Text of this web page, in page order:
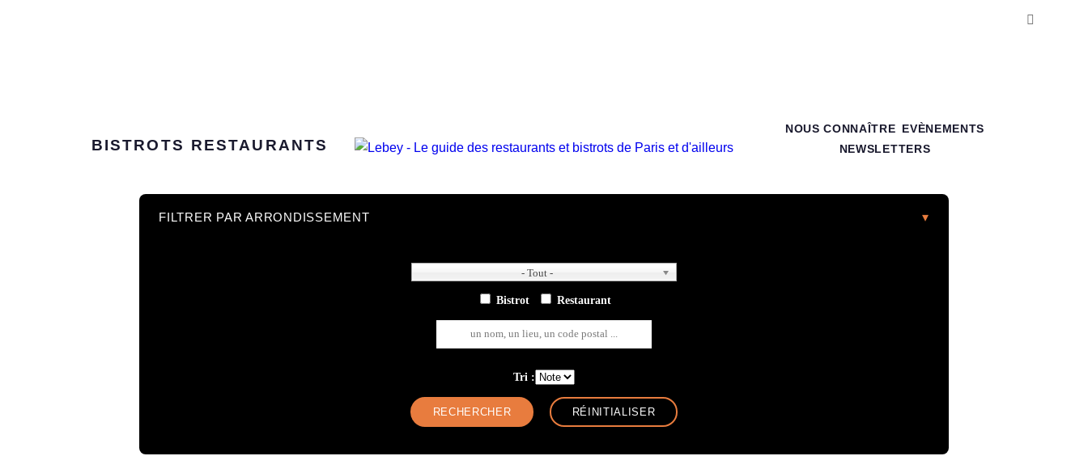
BISTROTS RESTAURANTS
NOUS CONNAÎTRE
EVÈNEMENTS
NEWSLETTERS
FILTRER PAR ARRONDISSEMENT
- Tout -
- Tout -
Bistrot Restaurant
un nom, un lieu, un code postal ...
Tri :